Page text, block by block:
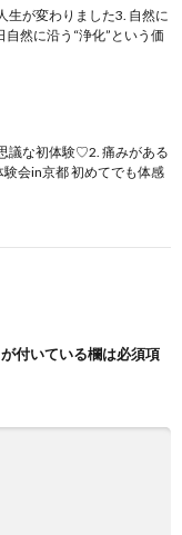
生が変わりました3. 自然に
然に沿う“浄化”という価
議な初体験♡2. 痛みがある
会in京都 初めてでも体感
が付いている欄は必須項